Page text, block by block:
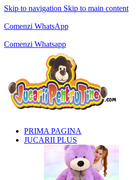
Skip to navigation Skip to main content
Comenzi WhatsApp
Comenzi Whatsapp
PRIMA PAGINA
JUCARII PLUS